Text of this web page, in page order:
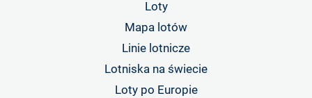
Loty
Mapa lotów
Linie lotnicze
Lotniska na świecie
Loty po Europie